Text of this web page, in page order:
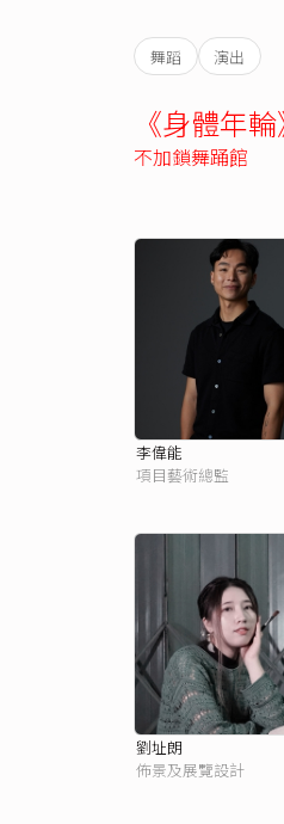
舞蹈 演出
《身體年
不加鎖舞踊館
李偉能
項目藝術總監
劉址朗
佈景及展覽設計